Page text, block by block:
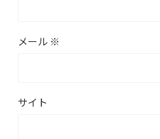
メール ※
サイト